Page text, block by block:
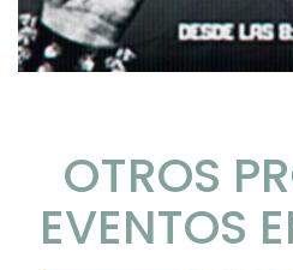
OTROS
EVENTOS